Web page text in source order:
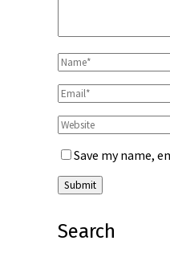
Save my name,
Search